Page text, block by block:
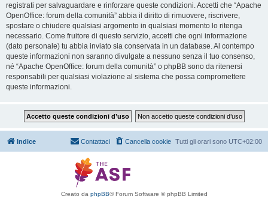
registrati per salvaguardare e rinforzare queste condizioni. Accetti che “Apache
OpenOffice: forum della comunità” abbia il diritto di rimuovere, riscrivere,
spostare o chiudere qualsiasi argomento in qualsiasi momento lo ritenga
necessario. Come fruitore di questo servizio, accetti che ogni informazione
(dato personale) tu abbia inviato sia conservata in un database. Al contempo
queste informazioni non saranno divulgate a nessuno senza il tuo consenso,
né “Apache OpenOffice: forum della comunità” o phpBB sono da ritenersi
responsabili per qualsiasi violazione al sistema che possa compromettere
queste informazioni.
Indice Tutti gli orari sono UTC+02:00
Cancella cookie
Contattaci
Creato da phpBB® Forum Software © phpBB Limited